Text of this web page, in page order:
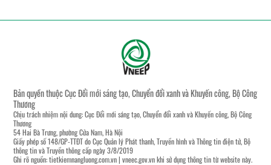
Bản quyền thuộc Cục Đổi mới sáng tạo, Chuyển đổi xanh và Khuyến công, Bộ Công
Thương
Chịu trách nhiệm nội dung: Cục Đổi mới sáng tạo, Chuyển đổi xanh và Khuyến công, Bộ Công
Thương
54 Hai Bà Trưng, phường Cửa Nam, Hà Nội
Giấy phép số 148/GP-TTĐT do Cục Quản lý Phát thanh, Truyền hình và Thông tin điện tử, Bộ
thông tin và Truyền thông cấp ngày 3/8/2019
Ghi rõ nguồn:tietkiemnangluong.com.vn| vneec.gov.vnkhi sử dụng thông tin từ website này.